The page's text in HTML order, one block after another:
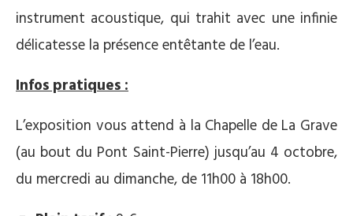
instrument acoustique, qui trahit avec une infinie
délicatesse la présence entêtante de l’eau.
Infos pratiques :
L’exposition vous attend à la Chapelle de La Grave
(au bout du Pont Saint-Pierre) jusqu’au 4 octobre,
du mercredi au dimanche, de 11h00 à 18h00.